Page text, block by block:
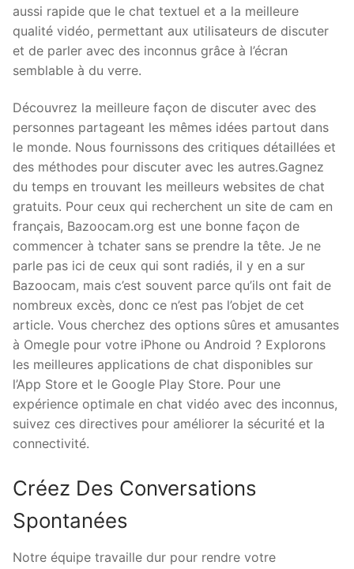
aussi rapide que le chat textuel et a la meilleure
qualité vidéo, permettant aux utilisateurs de discuter
et de parler avec des inconnus grâce à l’écran
semblable à du verre.
Découvrez la meilleure façon de discuter avec des
personnes partageant les mêmes idées partout dans
le monde. Nous fournissons des critiques détaillées et
des méthodes pour discuter avec les autres.Gagnez
du temps en trouvant les meilleurs websites de chat
gratuits. Pour ceux qui recherchent un site de cam en
français, Bazoocam.org est une bonne façon de
commencer à tchater sans se prendre la tête. Je ne
parle pas ici de ceux qui sont radiés, il y en a sur
Bazoocam, mais c’est souvent parce qu’ils ont fait de
nombreux excès, donc ce n’est pas l’objet de cet
article. Vous cherchez des options sûres et amusantes
à Omegle pour votre iPhone ou Android ? Explorons
les meilleures applications de chat disponibles sur
l’App Store et le Google Play Store. Pour une
expérience optimale en chat vidéo avec des inconnus,
suivez ces directives pour améliorer la sécurité et la
connectivité.
Créez Des Conversations
Spontanées
Notre équipe travaille dur pour rendre votre